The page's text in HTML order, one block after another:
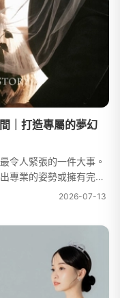
｜打造專屬的夢幻
令人緊張的一件大事。
專業的姿勢或擁有完美
外，光是拍攝地點就有
2026-07-13